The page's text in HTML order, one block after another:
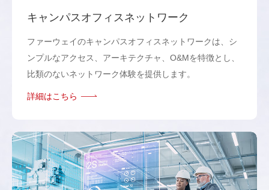
キャンパスオフィスネットワーク
ファーウェイのキャンパスオフィスネットワークは、シ
ンプルなアクセス、アーキテクチャ、O&Mを特徴とし、
比類のないネットワーク体験を提供します。
詳細はこちら